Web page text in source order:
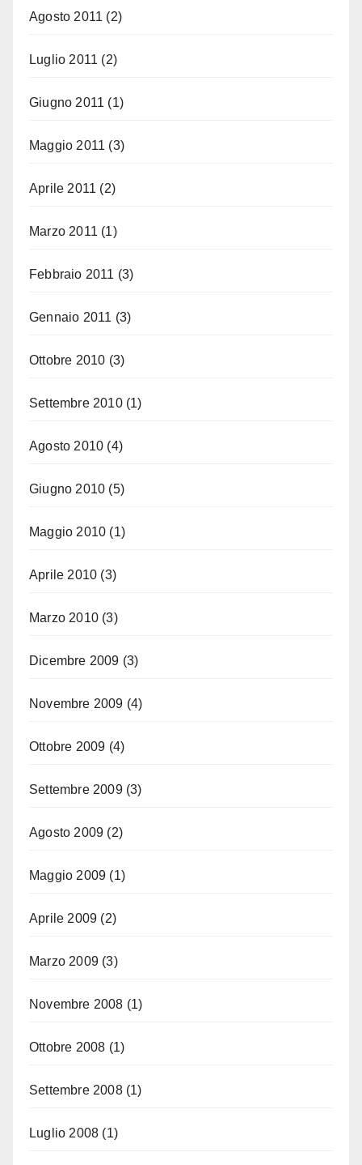
Agosto 2011 (2)
Luglio 2011 (2)
Giugno 2011 (1)
Maggio 2011 (3)
Aprile 2011 (2)
Marzo 2011 (1)
Febbraio 2011 (3)
Gennaio 2011 (3)
Ottobre 2010 (3)
Settembre 2010(1)
Agosto 2010 (4)
Giugno 2010 (5)
Maggio 2010 (1)
Aprile 2010 (3)
Marzo 2010 (3)
Dicembre 2009 (3)
Novembre 2009 (4)
Ottobre 2009 (4)
Settembre 2009(3)
Agosto 2009 (2)
Maggio 2009 (1)
Aprile 2009 (2)
Marzo 2009 (3)
Novembre 2008 (1)
Ottobre 2008 (1)
Settembre 2008(1)
Luglio 2008 (1)